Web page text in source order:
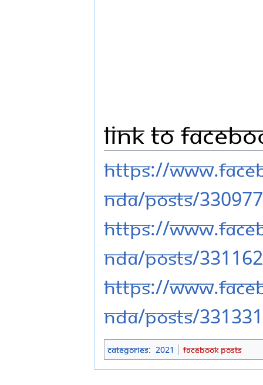
Link to
https://
nda/posts/
https://
nda/posts/
https://
nda/posts/
Categories: 2021 Facebook Posts